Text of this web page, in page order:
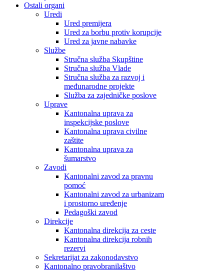
Ostali organi
Uredi
Ured premijera
Ured za borbu protiv korupcije
Ured za javne nabavke
Službe
Stručna služba Skupštine
Stručna služba Vlade
Stručna služba za razvoj i
međunarodne projekte
Služba za zajedničke poslove
Uprave
Kantonalna uprava za
inspekcijske poslove
Kantonalna uprava civilne
zaštite
Kantonalna uprava za
šumarstvo
Zavodi
Kantonalni zavod za pravnu
pomoć
Kantonalni zavod za urbanizam
i prostorno uređenje
Pedagoški zavod
Direkcije
Kantonalna direkcija za ceste
Kantonalna direkcija robnih
rezervi
Sekretarijat za zakonodavstvo
Kantonalno pravobranilaštvo